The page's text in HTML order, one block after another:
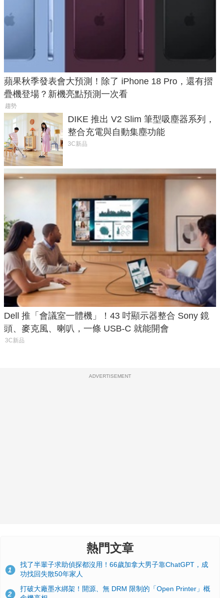
蘋果秋季發表會大預測！除了 iPhone 18 Pro，還有摺
疊機登場？新機亮點預測一次看
趨勢
DIKE 推出 V2 Slim 筆型吸塵器系列，
整合充電與自動集塵功能
3C新品
Dell 推「會議室一體機」！43 吋顯示器整合 Sony 鏡
頭、麥克風、喇叭，一條 USB-C 就能開會
3C新品
ADVERTISEMENT
熱門文章
1
找了半輩子求助偵探都沒用！66歲加拿大男子靠ChatGPT，成
功找回失散50年家人
2
打破大廠墨水綁架！開源、無 DRM 限制的「Open Printer」概